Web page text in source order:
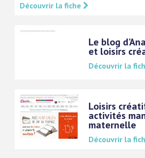
Découvrir la fiche
Le blog
et loisirs
Découvrir la
Loisirs
activités
maternelle
Découvrir la